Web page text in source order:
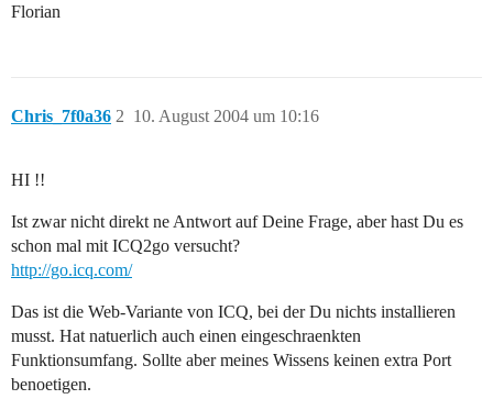
Florian
Chris_7f0a36 10. August 2004 um 10:16
2
HI !!
Ist zwar nicht direkt ne Antwort auf Deine Frage, aber hast Du es
schon mal mit ICQ2go versucht?
http://go.icq.com/
Das ist die Web-Variante von ICQ, bei der Du nichts installieren
musst. Hat natuerlich auch einen eingeschraenkten
Funktionsumfang. Sollte aber meines Wissens keinen extra Port
benoetigen.